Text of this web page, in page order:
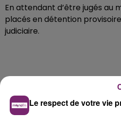
En attendant d’être jugés au
placés en détention
judiciaire.
Le respect de votre vie